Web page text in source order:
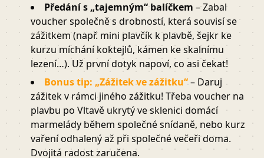
Předání s „tajemným“ balíčkem – Zabal
voucher společně s drobností, která souvisí se
zážitkem (např. mini plavčík k plavbě, šejkr ke
kurzu míchání koktejlů, kámen ke skalnímu
lezení…). Už první dotyk napoví, co asi čekat!
Bonus tip: „Zážitek ve zážitku“– Daruj
zážitek v rámci jiného zážitku! Třeba voucher na
plavbu po Vltavě ukrytý ve sklenici domácí
marmelády během společné snídaně, nebo kurz
vaření odhalený až při společné večeři doma.
Dvojitá radost zaručena.